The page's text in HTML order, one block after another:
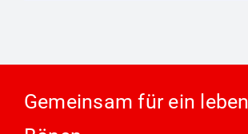
Gemeinsam für ein